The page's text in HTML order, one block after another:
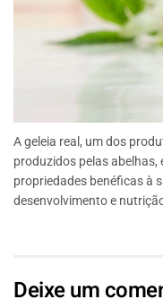
A geleia real, um dos
produzidos pelas abelhas,
propriedades benéficas à
desenvolvimento e
Deixe um